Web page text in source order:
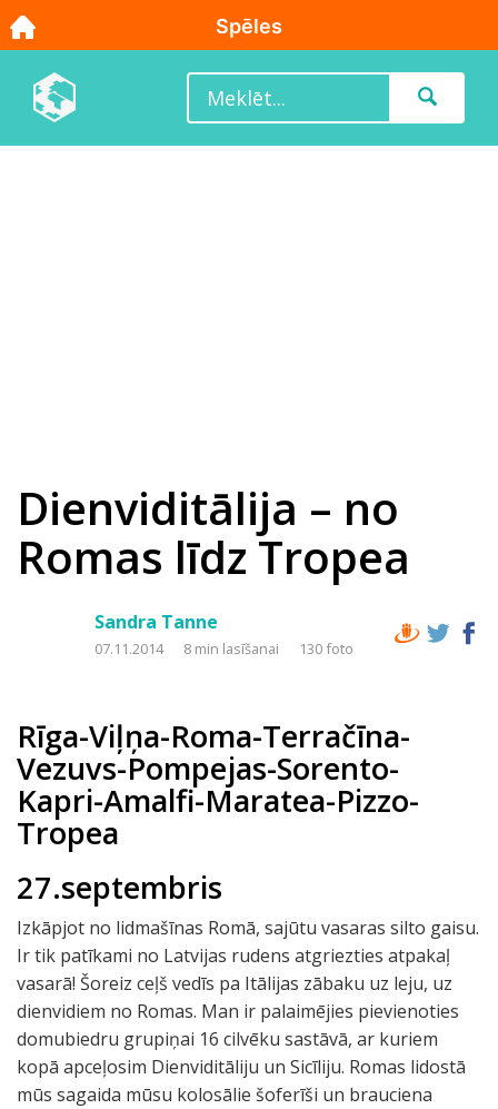
Dienviditālija – no
Romas līdz Tropea
Sandra Tanne
07.11.2014 8 min lasīšanai 130 foto
Rīga-Viļņa-Roma-Terračīna-
Vezuvs-Pompejas-Sorento-
Kapri-Amalfi-Maratea-Pizzo-
Tropea
27.septembris
Izkāpjot no lidmašīnas Romā, sajūtu vasaras silto gaisu.
Ir tik patīkami no Latvijas rudens atgriezties atpakaļ
vasarā! Šoreiz ceļš vedīs pa Itālijas zābaku uz leju, uz
dienvidiem no Romas. Man ir palaimējies pievienoties
domubiedru grupiņai 16 cilvēku sastāvā, ar kuriem
kopā apceļosim Dienviditāliju un Sicīliju. Romas lidostā
mūs sagaida mūsu kolosālie šoferīši un brauciena